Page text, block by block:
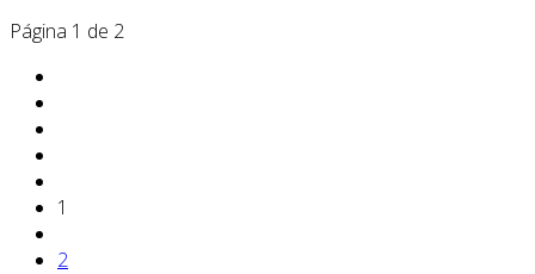
Página 1 de 2
1
2